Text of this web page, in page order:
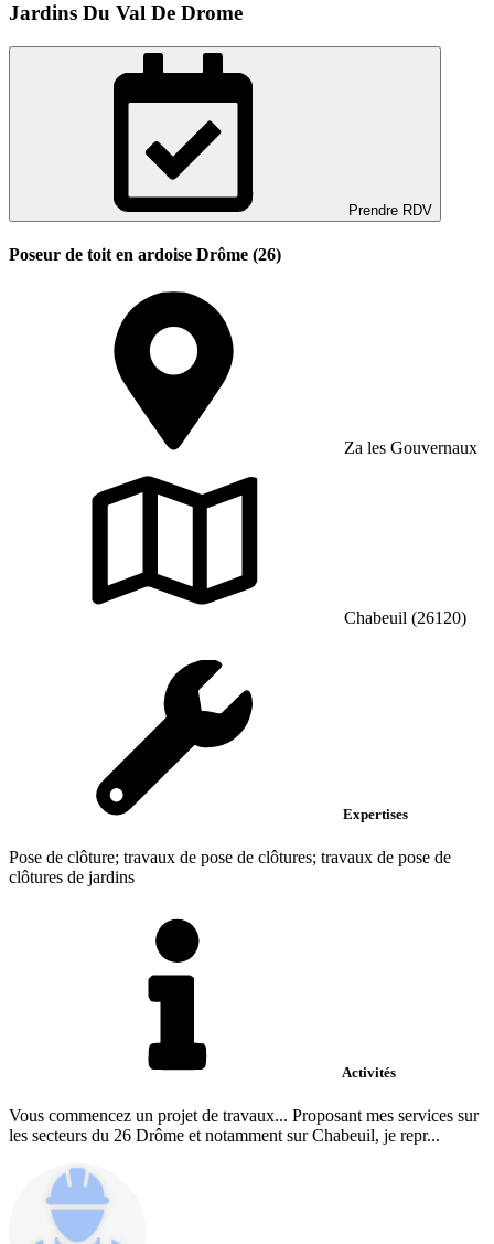
Jardins Du Val De Drome
Prendre RDV
Poseur de toit en ardoise Drôme (26)
Za les Gouvernaux
Chabeuil (26120)
Expertises
Pose de clôture; travaux de pose de clôtures; travaux de pose de
clôtures de jardins
Activités
Vous commencez un projet de travaux... Proposant mes services sur
les secteurs du 26 Drôme et notamment sur Chabeuil, je repr...